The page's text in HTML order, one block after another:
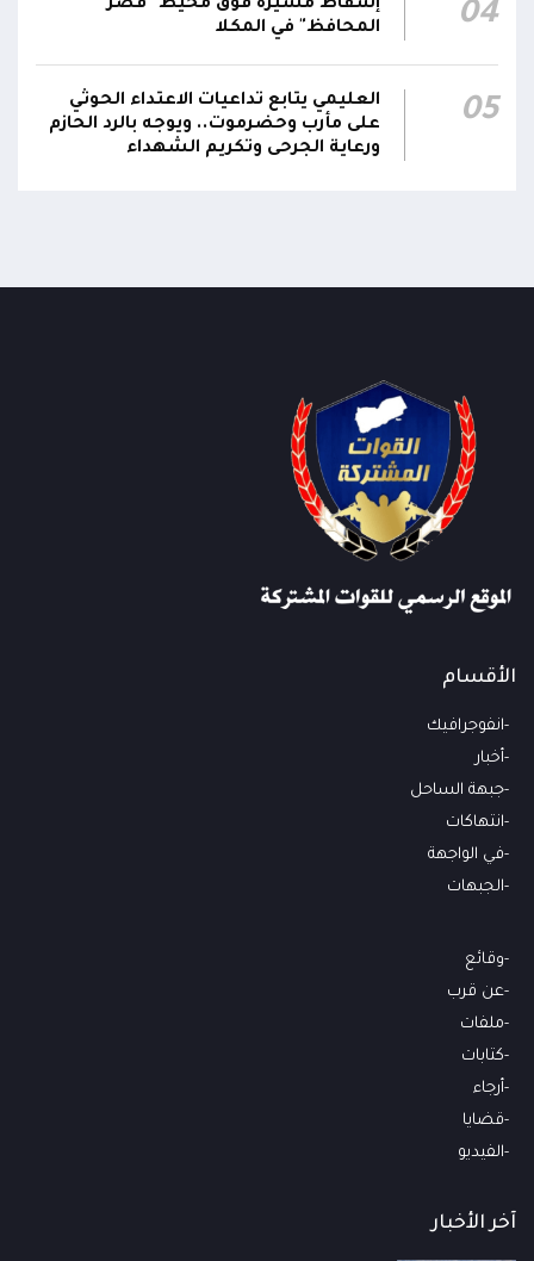
04
إسقاط مُسيرة فوق محيط "قصر
المحافظ" في المكلا
05
العليمي يتابع تداعيات الاعتداء الحوثي
على مأرب وحضرموت.. ويوجه بالرد الحازم
ورعاية الجرحى وتكريم الشهداء
الأقسام
انفوجرافيك
أخبار
جبهة الساحل
انتهاكات
في الواجهة
الجبهات
وقائع
عن قرب
ملفات
كتابات
أرجاء
قضايا
الفيديو
آخر الأخبار